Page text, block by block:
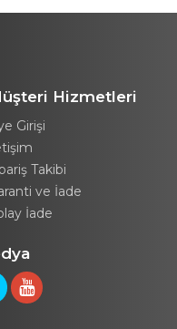
Hizmetleri
Girişi
Takibi
ve İade
İade